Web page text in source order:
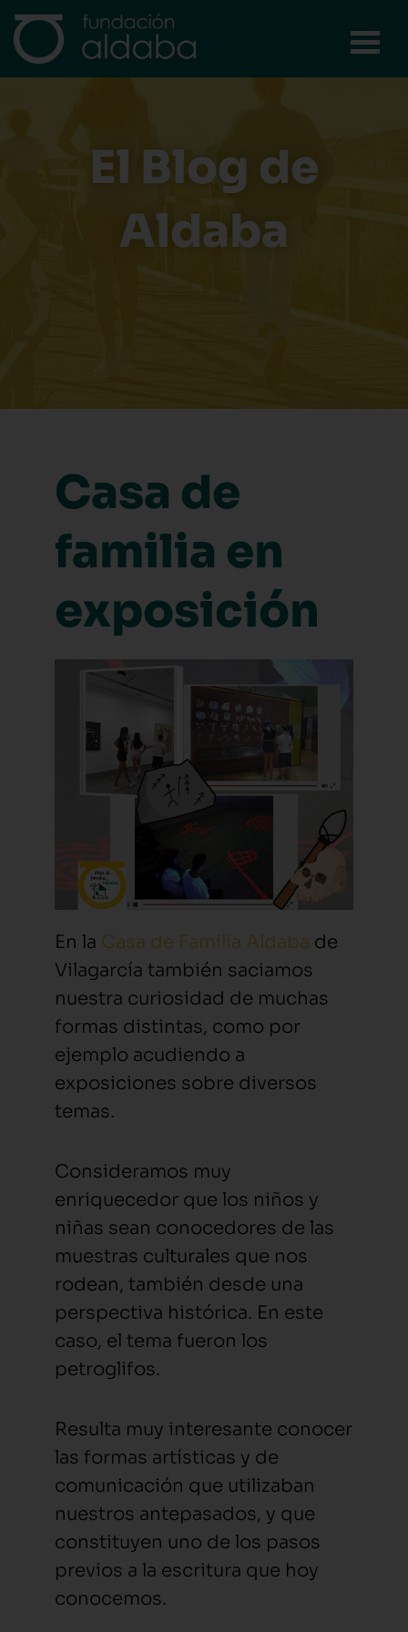
contenido
El Blog de
Aldaba
Casa de
familia en
exposición
En la Casa de Familia Aldaba de
Vilagarcía también saciamos
nuestra curiosidad de muchas
formas distintas, como por
ejemplo acudiendo a
exposiciones sobre diversos
temas.
Consideramos muy
enriquecedor que los niños y
niñas sean conocedores de las
muestras culturales que nos
rodean, también desde una
perspectiva histórica. En este
caso, el tema fueron los
petroglifos.
Resulta muy interesante conocer
las formas artísticas y de
comunicación que utilizaban
nuestros antepasados, y que
constituyen uno de los pasos
previos a la escritura que hoy
conocemos.